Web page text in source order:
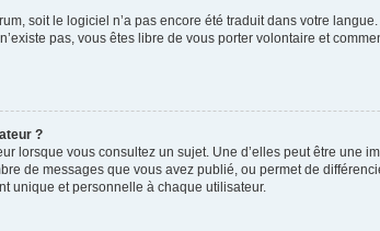
soit le logiciel n’a pas encore été traduit dans votre
pas, vous êtes libre de vous porter volontaire et
?
lorsque vous consultez un sujet. Une d’elles peut être
de messages que vous avez publié, ou permet de
unique et personnelle à chaque utilisateur.